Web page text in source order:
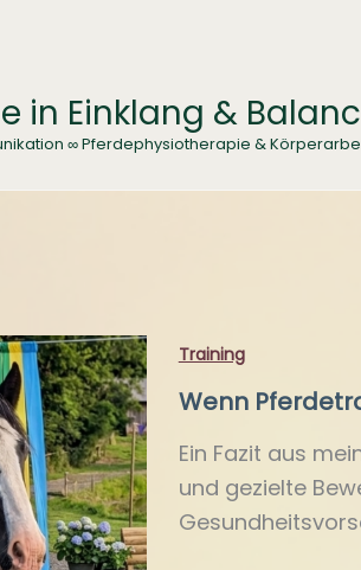
in Einklang &
∞ Pferdephysiotherapie &
Training
Wenn
Ein Fazit aus
und gezielte